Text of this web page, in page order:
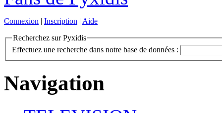
Connexion | Inscription | Aide
Recherchez sur Pyxidis
Effectuez une recherche dans notre base de données :
Navigation